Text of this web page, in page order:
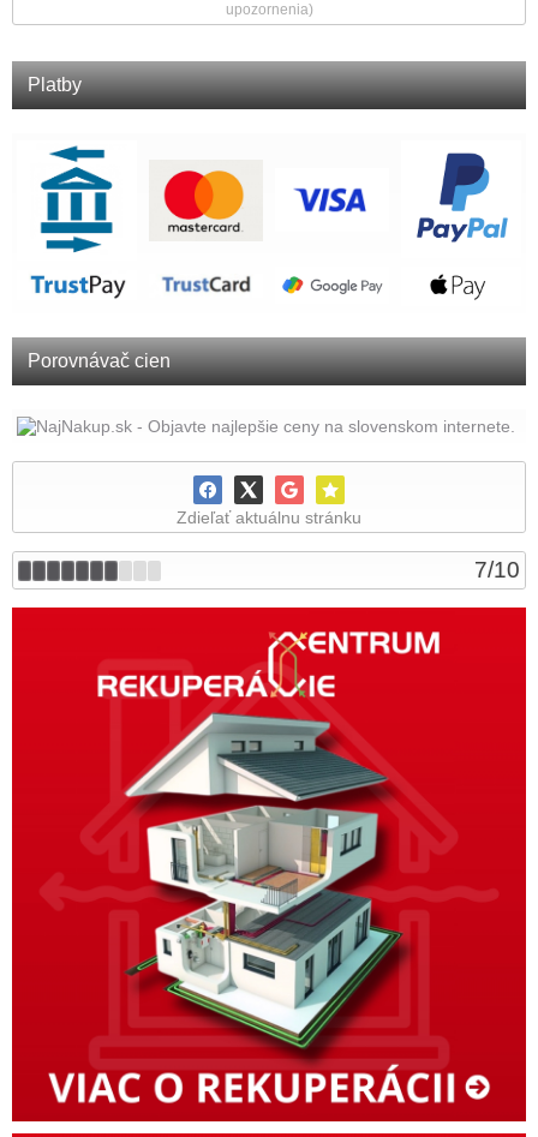
Platby
Porovnávač cien
Zdieľať aktuálnu stránku
7/10
upozornenia)